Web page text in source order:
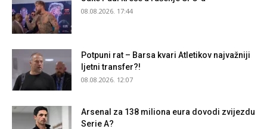
08.08.2026. 17:44
Potpuni rat – Barsa kvari Atletikov najvažniji
ljetni transfer?!
08.08.2026. 12:07
Arsenal za 138 miliona eura dovodi zvijezdu
Serie A?